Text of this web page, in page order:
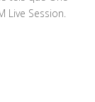
Live Session.